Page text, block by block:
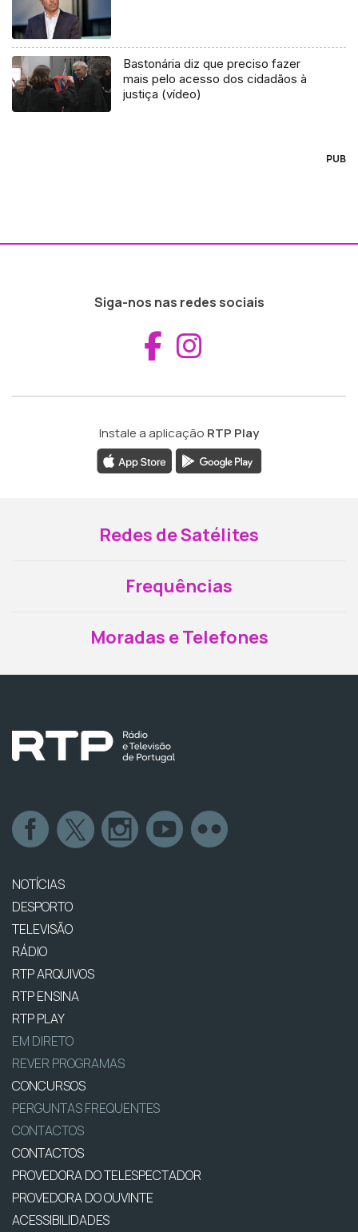
Bastonária diz que preciso fazer
mais pelo acesso dos cidadãos à
justiça (vídeo)
PUB
Siga-nos nas redes sociais
Aceder ao
Instale a aplicação RTP Play
Redes de Satélites
Frequências
Moradas e Telefones
NOTÍCIAS
DESPORTO
TELEVISÃO
RÁDIO
RTP ARQUIVOS
RTP ENSINA
RTP PLAY
EM DIRETO
REVER PROGRAMAS
CONCURSOS
PERGUNTAS FREQUENTES
CONTACTOS
CONTACTOS
PROVEDORA DO TELESPECTADOR
PROVEDORA DO OUVINTE
ACESSIBILIDADES